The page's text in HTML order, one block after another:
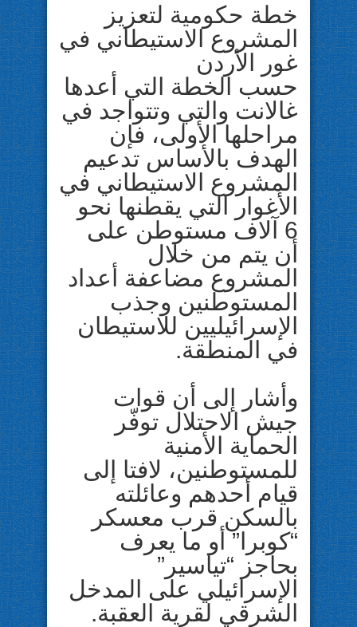
خطة حكومية لتعزيز
المشروع الاستيطاني في
غور الأردن
حسب الخطة التي أعدها
غالانت والتي وتتواجد في
مراحلها الأولى، فإن
الهدف بالأساس تدعيم
المشروع الاستيطاني في
الأغوار التي يقطنها نحو
6 آلاف مستوطن على
أن يتم من خلال
المشروع مضاعفة أعداد
المستوطنين وجذب
الإسرائيليين للاستيطان
في المنطقة.
وأشار إلى أن قوات
جيش الاحتلال توفّر
الحماية الأمنية
للمستوطنين، لافتا إلى
قيام أحدهم وعائلته
بالسكن قرب معسكر
“كوبرا” أو ما يعرف
بحاجز “تياسير”
الإسرائيلي على المدخل
الشرقي لقرية العقبة.